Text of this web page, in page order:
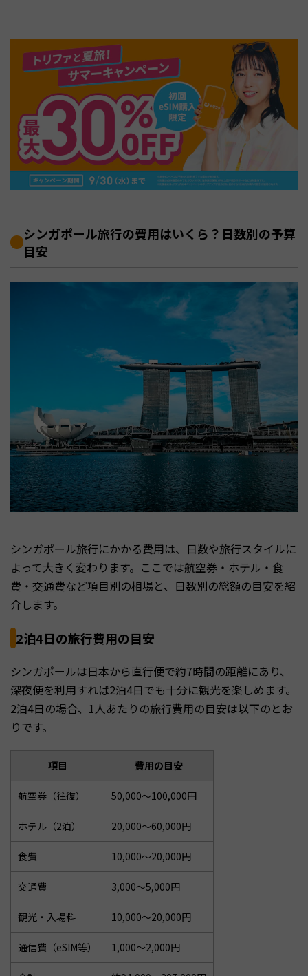
シンガポール旅行の費用はいくら？日数別の予算
目安
シンガポール旅行にかかる費用は、日数や旅行スタイルに
よって大きく変わります。ここでは航空券・ホテル・食
費・交通費など項目別の相場と、日数別の総額の目安を紹
介します。
2泊4日の旅行費用の目安
シンガポールは日本から直行便で約7時間の距離にあり、
深夜便を利用すれば2泊4日でも十分に観光を楽しめます。
2泊4日の場合、1人あたりの旅行費用の目安は以下のとお
りです。
項目 費用の目安
航空券（往復） 50,000〜100,000円
ホテル（2泊） 20,000〜60,000円
食費 10,000〜20,000円
交通費 3,000〜5,000円
観光・入場料 10,000〜20,000円
通信費（eSIM等） 1,000〜2,000円